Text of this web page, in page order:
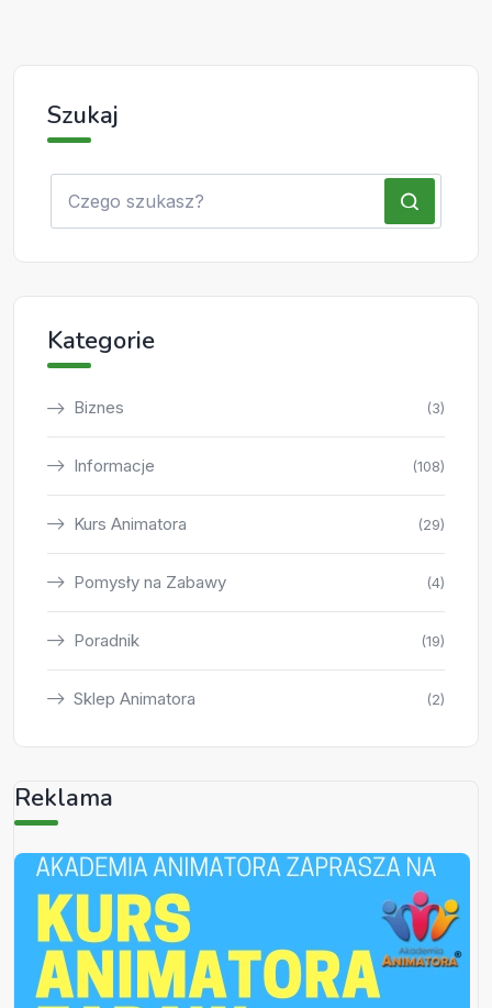
Szukaj
Kategorie
Biznes (3)
Informacje (108)
Kurs Animatora (29)
Pomysły na Zabawy (4)
Poradnik (19)
Sklep Animatora (2)
Reklama